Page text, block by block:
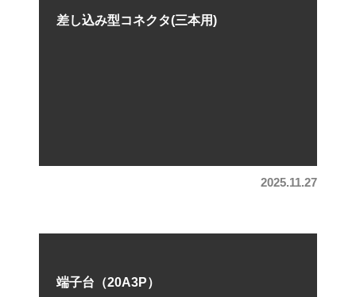
差し込み型コネクタ(三本用)
2025.11.27
端子台（20A3P）